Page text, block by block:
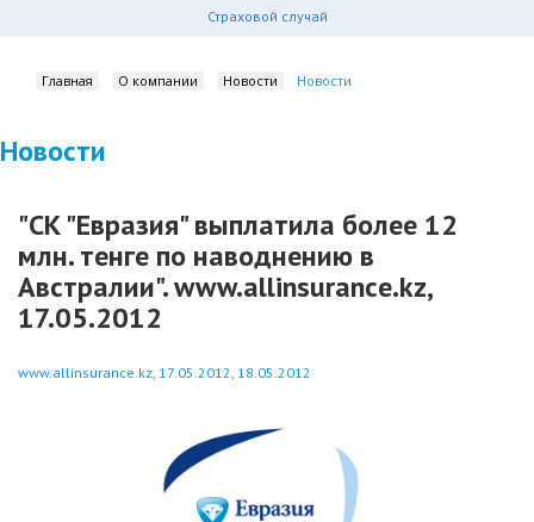
Страховой случай
Главная О компании Новости Новости
Новости
"СК "Евразия" выплатила более 12
млн. тенге по наводнению в
Австралии". www.allinsurance.kz,
17.05.2012
www.allinsurance.kz, 17.05.2012, 18.05.2012